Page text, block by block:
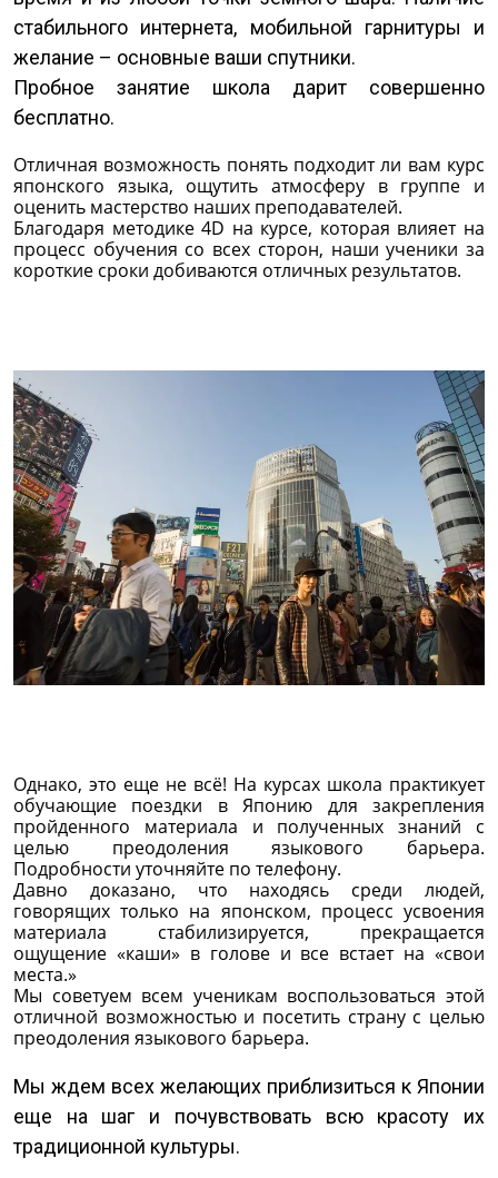
стабильного интернета, мобильной гарнитуры и
желание – основные ваши спутники.
Пробное занятие школа дарит совершенно
бесплатно.
Отличная возможность понять подходит ли вам курс
японского языка, ощутить атмосферу в группе и
оценить мастерство наших преподавателей.
Благодаря методике 4D на курсе, которая влияет на
процесс обучения со всех сторон, наши ученики за
короткие сроки добиваются отличных результатов.
Однако, это еще не всё! На курсах школа практикует
обучающие поездки в Японию для закрепления
пройденного материала и полученных знаний с
целью преодоления языкового барьера.
Подробности уточняйте по телефону.
Давно доказано, что находясь среди людей,
говорящих только на японском, процесс усвоения
материала стабилизируется, прекращается
ощущение «каши» в голове и все встает на «свои
места.»
Мы советуем всем ученикам воспользоваться этой
отличной возможностью и посетить страну с целью
преодоления языкового барьера.
Мы ждем всех желающих приблизиться к Японии
еще на шаг и почувствовать всю красоту их
традиционной культуры.